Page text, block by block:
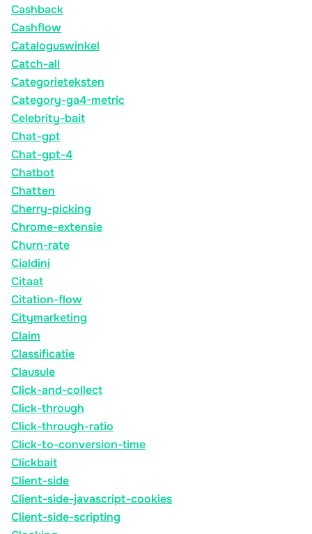
Cashback
Cashflow
Cataloguswinkel
Catch-all
Categorieteksten
Category-ga4-metric
Celebrity-bait
Chat-gpt
Chat-gpt-4
Chatbot
Chatten
Cherry-picking
Chrome-extensie
Churn-rate
Cialdini
Citaat
Citation-flow
Citymarketing
Claim
Classificatie
Clausule
Click-and-collect
Click-through
Click-through-ratio
Click-to-conversion-time
Clickbait
Client-side
Client-side-javascript-cookies
Client-side-scripting